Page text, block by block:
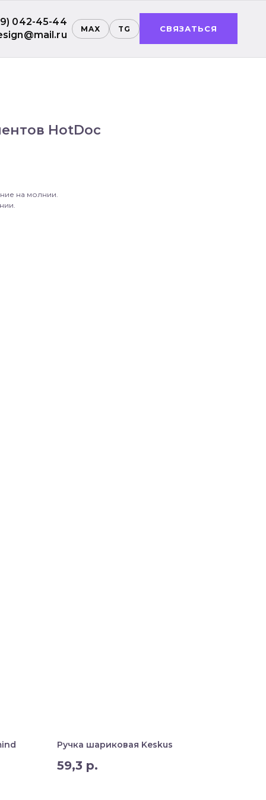
042-45-44
MAX TG СВЯЗАТЬСЯ
HotDoc
на молнии.
Ручка шариковая Keskus
59,3 р.